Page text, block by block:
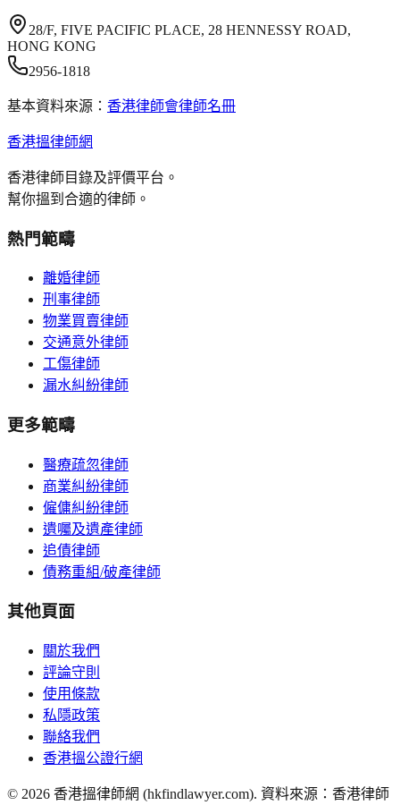
28/F, FIVE PACIFIC PLACE, 28 HENNESSY ROAD,
HONG KONG
2956-1818
基本資料來源： 香港律師會律師名冊
香港搵律師網
香港律師目錄及評價平台。
幫你搵到合適的律師。
熱門範疇
離婚律師
刑事律師
物業買賣律師
交通意外律師
工傷律師
漏水糾紛律師
更多範疇
醫療疏忽律師
商業糾紛律師
僱傭糾紛律師
遺囑及遺產律師
追債律師
債務重組/破產律師
其他頁面
關於我們
評論守則
使用條款
私隱政策
聯絡我們
香港搵公證行網
© 2026 香港搵律師網 (hkfindlawyer.com). 資料來源：香港律師